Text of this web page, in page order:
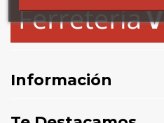
Información